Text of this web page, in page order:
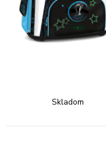
Skladom